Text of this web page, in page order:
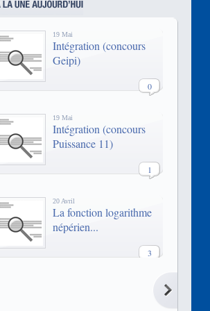
qui propose un enseignement
économique pour préparer au mieux
les étudiants à un rôle d'expert et de
manager dans l'entreprise.
19 Mai
Intégration (concours
Geipi)
0
19 Mai
Intégration (concours
Puissance 11)
1
20 Avril
La fonction logarithme
népérien...
3